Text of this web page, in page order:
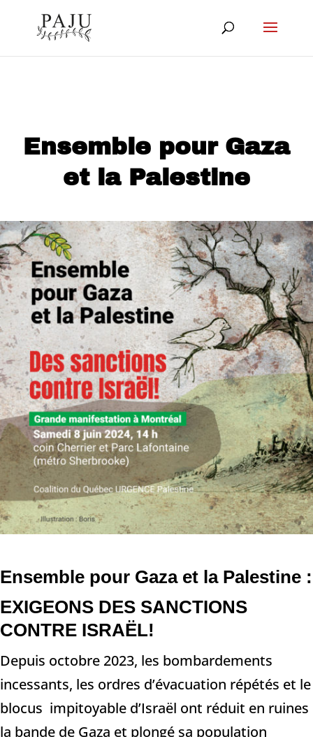
Ensemble pour Gaza
et la Palestine
Ensemble pour Gaza et la Palestine :
EXIGEONS DES SANCTIONS
CONTRE ISRAËL!
Depuis octobre 2023, les bombardements
incessants, les ordres d’évacuation répétés et le
blocus impitoyable d’Israël ont réduit en ruines
la bande de Gaza et plongé sa population